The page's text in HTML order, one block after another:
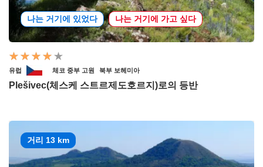
나는 거기에 있었다 나는 거기에 가고 싶다
유럽 체코 중부 고원 북부 보헤미아
Plešivec(체스케 스트르제도호르지)로의 등반
거리 13 km